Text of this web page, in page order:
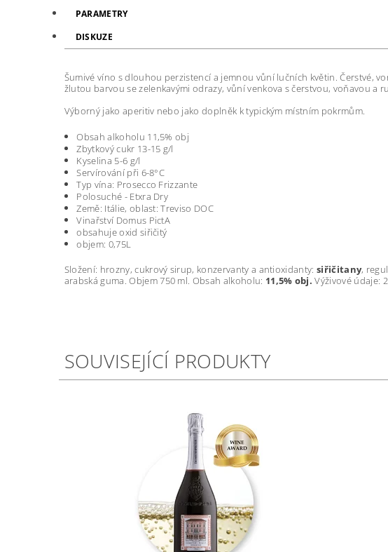
PARAMETRY
DISKUZE
Šumivé víno s dlouhou perzistencí a jemnou vůní lučních květin. Čerstvé,
žlutou barvou se zelenkavými odrazy, vůní venkova s čerstvou, voňavou a
Výborný jako aperitiv nebo jako doplněk k typickým místním pokrmům.
Obsah alkoholu 11,5% obj
Zbytkový cukr 13-15 g/l
Kyselina 5-6 g/l
Servírování při 6-8°C
Typ vína: Prosecco Frizzante
Polosuché - Etxra Dry
Země: Itálie, oblast: Treviso DOC
Vinařství Domus PictA
obsahuje oxid siřičitý
objem: 0,75L
Složení: hrozny, cukrový sirup, konzervanty a antioxidanty:siřičitany,
arabská guma. Objem 750 ml. Obsah alkoholu: 11,5% obj. Výživové údaje:
SOUVISEJÍCÍ PRODUKTY